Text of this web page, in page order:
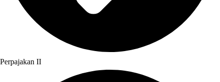
Perpajakan II